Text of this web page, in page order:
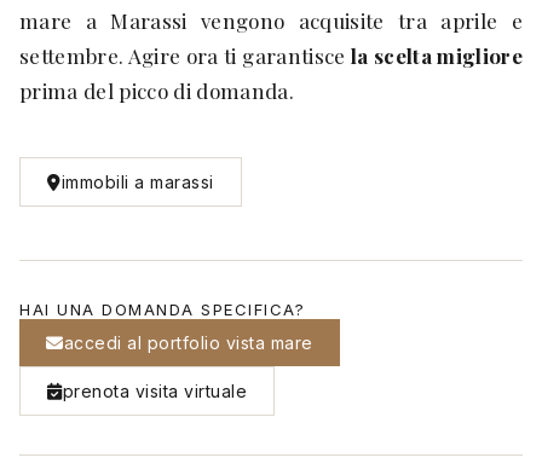
mare a Marassi vengono acquisite tra aprile e
settembre. Agire ora ti garantisce la scelta migliore
prima del picco di domanda.
immobili a marassi
HAI UNA DOMANDA SPECIFICA?
accedi al portfolio vista mare
prenota visita virtuale